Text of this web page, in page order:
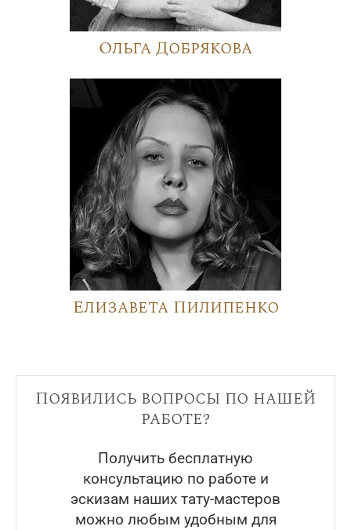
Ольга Добрякова
Елизавета Пилипенко
Появились вопросы по нашей
работе?
Получить бесплатную
консультацию по работе и
эскизам наших тату-мастеров
можно любым удобным для